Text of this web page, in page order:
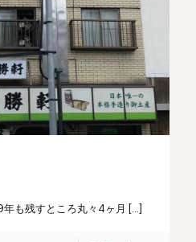
も残すところ丸々4ヶ月 […]